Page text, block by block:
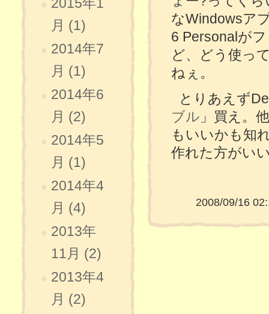
なWindowsア
6 Personalが
ど、どう使っ
ねぇ。
とりあえず
ブル 」買え。
もいいかも知
作れた方がい
2008/09/16
2015年1
月 (1)
2014年7
月 (1)
2014年6
月 (2)
2014年5
月 (1)
2014年4
月 (4)
2013年
11月 (2)
2013年4
月 (2)